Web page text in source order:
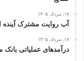
۱۷, مرداد, ۱۴۰۵
آب روایت مشترک آینده
۱۷, مرداد, ۱۴۰۵
درآمدهای عملیاتی بانک ملت از ۱۶۰